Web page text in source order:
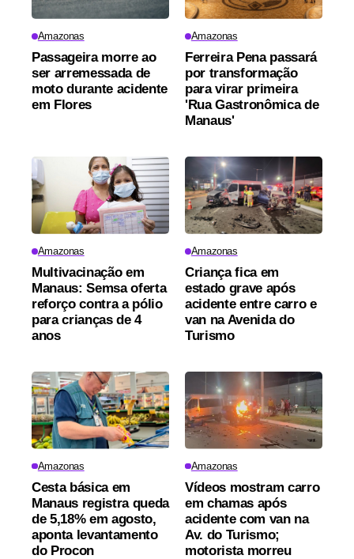
Amazonas
Passageira morre ao
ser arremessada de
moto durante acidente
em Flores
Amazonas
Ferreira Pena passará
por transformação
para virar primeira
'Rua Gastronômica de
Manaus'
Amazonas
Multivacinação em
Manaus: Semsa oferta
reforço contra a pólio
para crianças de 4
anos
Amazonas
Criança fica em
estado grave após
acidente entre carro e
van na Avenida do
Turismo
Amazonas
Cesta básica em
Manaus registra queda
de 5,18% em agosto,
aponta levantamento
do Procon
Amazonas
Vídeos mostram carro
em chamas após
acidente com van na
Av. do Turismo;
motorista morreu